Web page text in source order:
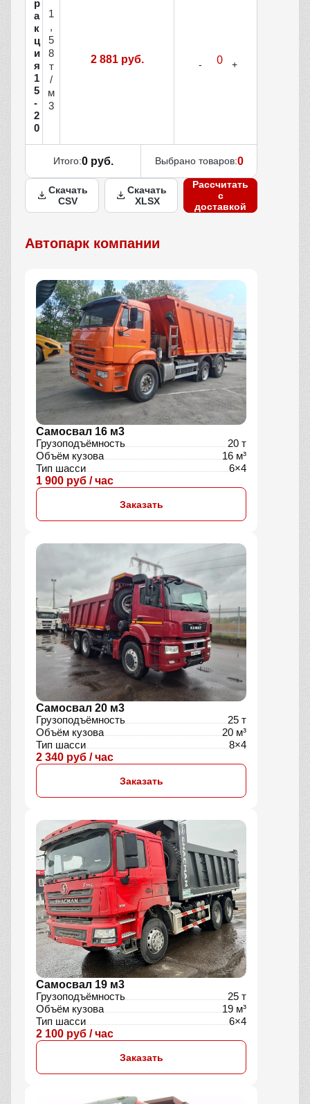
р
а
к
ц
и
я
1
5
-
2
0
1
,
5
8
т
/
м
3
2 881 руб.
Итого:0 руб. Выбрано товаров:0
Скачать
CSV
Скачать
XLSX
Рассчитать
с
доставкой
Автопарк компании
Самосвал 16 м3
Грузоподъёмность
20 т
Объём кузова
16 м³
Тип шасси
6×4
1 900 руб / час
Заказать
Самосвал 20 м3
Грузоподъёмность
25 т
Объём кузова
20 м³
Тип шасси
8×4
2 340 руб / час
Заказать
Самосвал 19 м3
Грузоподъёмность
25 т
Объём кузова
19 м³
Тип шасси
6×4
2 100 руб / час
Заказать